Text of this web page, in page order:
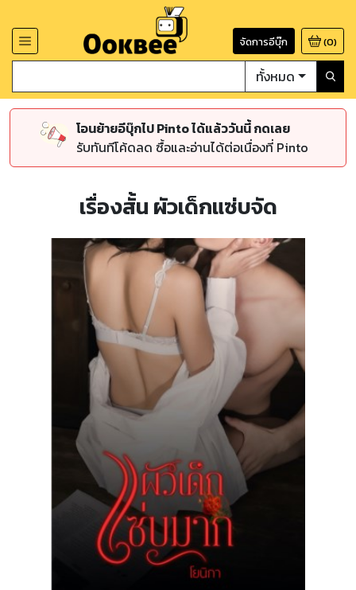
จัดการอีบุ๊ก (0)
ทั้งหมด
โอนย้ายอีบุ๊กไป Pinto ได้แล้ววันนี้ กดเลย
รับทันทีโค้ดลด ซื้อและอ่านได้ต่อเนื่องที่ Pinto
เรื่องสั้น ผัวเด็กแซ่บจัด